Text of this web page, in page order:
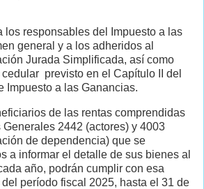
los responsables del Impuesto a las
general y a los adheridos al
Jurada Simplificada, así como
previsto en el Capítulo II del
Impuesto a las Ganancias.
de las rentas comprendidas
2442 (actores) y 4003
de dependencia) que se
a informar el detalle de sus bienes al
año, podrán cumplir con esa
período fiscal 2025, hasta el 31 de